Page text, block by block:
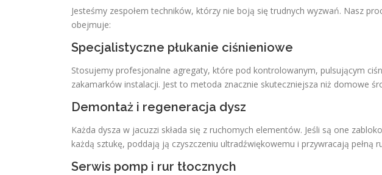
Jesteśmy zespołem techników, którzy nie boją się trudnych wyzwań. Nasz
obejmuje:
Specjalistyczne płukanie ciśnieniowe
Stosujemy profesjonalne agregaty, które pod kontrolowanym, pulsującym
zakamarków instalacji. Jest to metoda znacznie skuteczniejsza niż domowe
Demontaż i regeneracja dysz
Każda dysza w jacuzzi składa się z ruchomych elementów. Jeśli są one
każdą sztukę, poddają ją czyszczeniu ultradźwiękowemu i przywracają pełną
Serwis pomp i rur tłocznych